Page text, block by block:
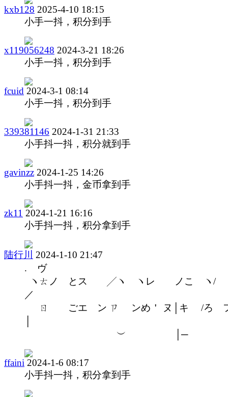
kxb128 2025-4-10 18:15
小手一抖，积分到手
x119056248 2024-3-21 18:26
小手一抖，积分到手
fcuid 2024-3-1 08:14
小手一抖，积分到手
339381146 2024-1-31 21:33
小手抖一抖，积分就到手
gavinzz 2024-1-25 14:26
小手抖一抖，金币拿到手
zk11 2024-1-21 16:16
小手抖一抖，积分拿到手
陆行川
2024-1-10 21:47
. ヴ
ヽㄊノ とス ゝ╱ヽ ヽレ ノこ
／
ㄖ ごエ ン ㄗ ンめ＇ ヌ│キ /ろ
︶ │─
ffaini 2024-1-6 08:17
小手抖一抖，积分拿到手